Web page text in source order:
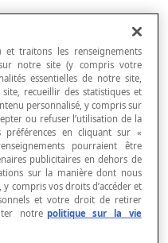
et traitons les renseignements
notre site (y compris votre
essentielles de notre site,
recueillir des statistiques et
personnalisé, y compris sur
ou refuser l’utilisation de la
en cliquant sur «
pourraient être
publicitaires en dehors de
sur la manière dont nous
compris vos droits d’accéder et
et votre droit de retirer
notre politique sur la vie